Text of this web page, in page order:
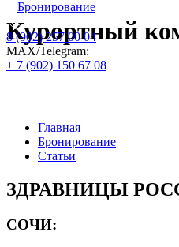
Бронирование
8 (902) 257 00 04
МАХ/Telegram:
+ 7 (902) 150 67 08
Курортный
Главная
Бронирование
Статьи
ЗДРАВНИЦЫ
СОЧИ: